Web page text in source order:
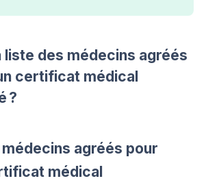
liste des médecins agréés
certificat médical
?
agréés pour
médical